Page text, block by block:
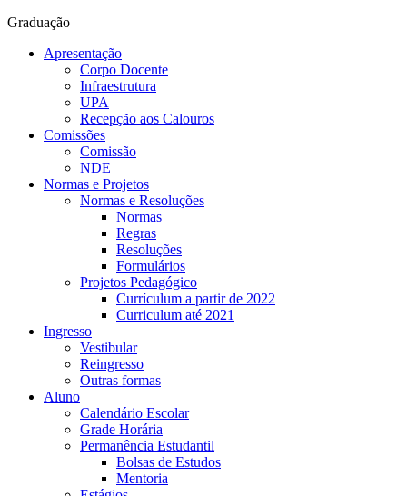
Graduação
Apresentação
Corpo Docente
Infraestrutura
UPA
Recepção aos Calouros
Comissões
Comissão
NDE
Normas e Projetos
Normas e Resoluções
Normas
Regras
Resoluções
Formulários
Projetos Pedagógico
Currículum a partir de 2022
Curriculum até 2021
Ingresso
Vestibular
Reingresso
Outras formas
Aluno
Calendário Escolar
Grade Horária
Permanência Estudantil
Bolsas de Estudos
Mentoria